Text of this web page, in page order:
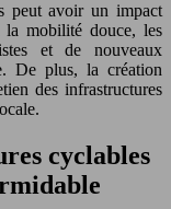
peut avoir un impact
la mobilité douce, les
et de nouveaux
De plus, la création
des infrastructures
cyclables